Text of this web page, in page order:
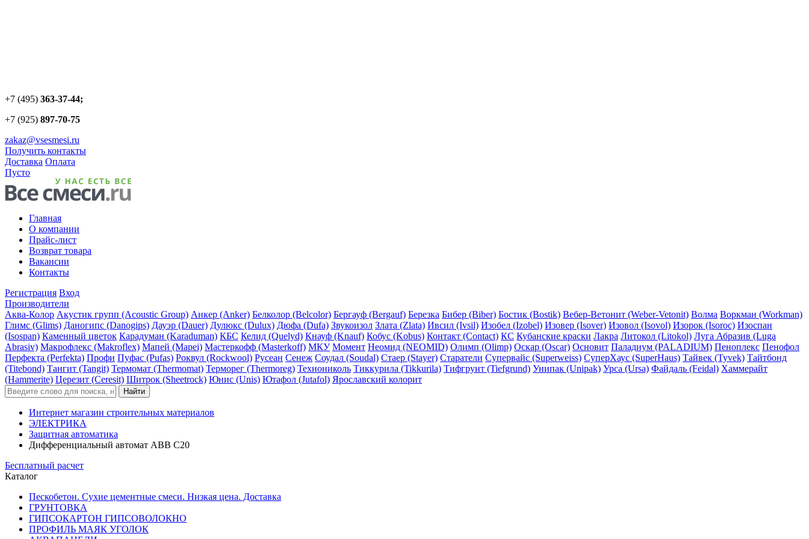
+7 (495) 363-37-44;
+7 (925) 897-70-75
zakaz@vsesmesi.ru
Получить контакты
Доставка Оплата
Пусто
Главная
О компании
Прайс-лист
Возврат товара
Вакансии
Контакты
Регистрация Вход
Производители
Аква-Колор Акустик групп (Acoustic Group) Анкер (Anker) Белколор (Belcolor) Бергауф (Bergauf) Березка Бибер (Biber) Бостик (Bostik) Вебер-Ветонит (Weber-Vetonit) Волма Воркман (Workman)
Глимс (Glims) Даногипс (Danogips) Дауэр (Dauer) Дулюкс (Dulux) Дюфа (Dufa) Звукоизол Злата (Zlata) Ивсил (Ivsil) Изобел (Izobel) Изовер (Isover) Изовол (Isovol) Изорок (Isoroc) Изоспан
(Isospan) Каменный цветок Карадуман (Karaduman) КБС Келид (Quelyd) Кнауф (Knauf) Кобус (Kobus) Контакт (Contact) КС Кубанские краски Лакра Литокол (Litokol) Луга Абразив (Luga
Abrasiv) Макрофлекс (Makroflex) Мапей (Mapei) Мастеркофф (Masterkoff) МКУ Момент Неомид (NEOMID) Олимп (Olimp) Оскар (Oscar) Основит Паладиум (PALADIUM) Пеноплекс Пенофол
Перфекта (Perfekta) Профи Пуфас (Pufas) Роквул (Rockwool) Русеан Сенеж Соудал (Soudal) Стаер (Stayer) Старатели Супервайс (Superweiss) СуперХаус (SuperHaus) Тайвек (Tyvek) Тайтбонд
(Titebond) Тангит (Tangit) Термомат (Thermomat) Терморег (Thermoreg) Технониколь Тиккурила (Tikkurila) Тифгрунт (Tiefgrund) Унипак (Unipak) Урса (Ursa) Файдаль (Feidal) Хаммерайт
(Hammerite) Церезит (Ceresit) Шитрок (Sheetrock) Юнис (Unis) Ютафол (Jutafol) Ярославский колорит
Интернет магазин строительных материалов
ЭЛЕКТРИКА
Защитная автоматика
Дифференциальный автомат АBB С20
Бесплатный расчет
Каталог
Пескобетон. Сухие цементные смеси. Низкая цена. Доставка
ГРУНТОВКА
ГИПСОКАРТОН ГИПСОВОЛОКНО
ПРОФИЛЬ МАЯК УГОЛОК